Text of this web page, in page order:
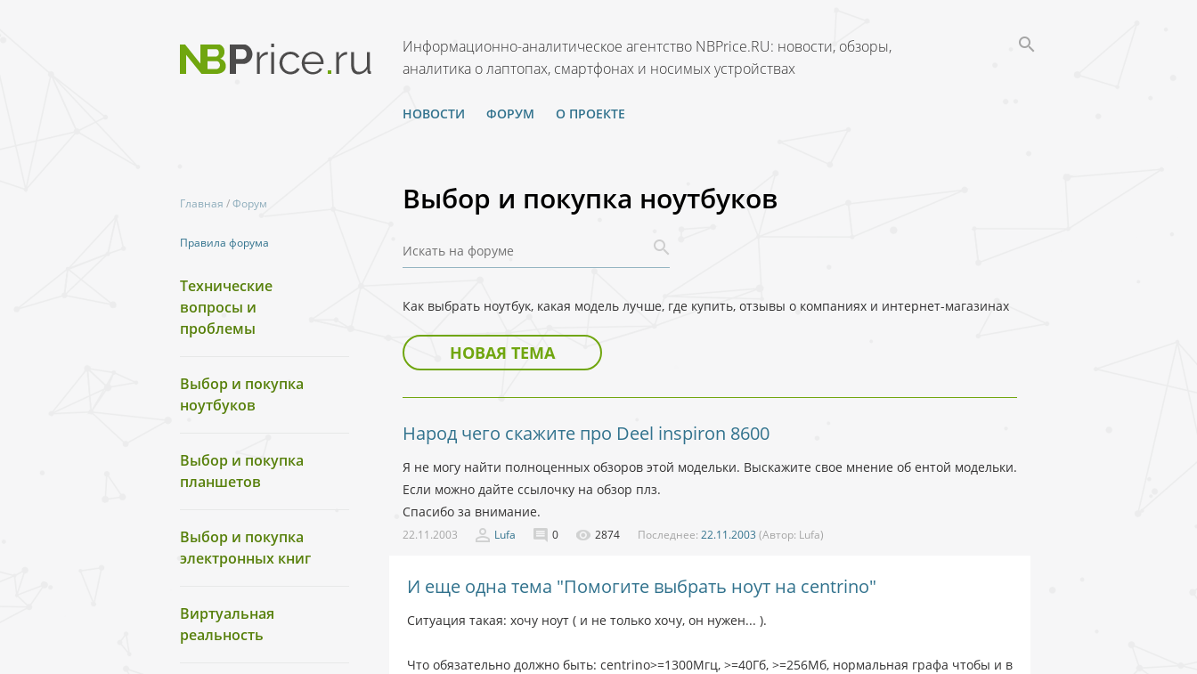
Информационно-аналитическое агентство NBPrice.RU: новости, обзоры,
аналитика о лаптопах, смартфонах и носимых устройствах
НОВОСТИ ФОРУМ О ПРОЕКТЕ
Главная /Форум
Правила форума
Технические
вопросы и
проблемы
Выбор и покупка
ноутбуков
Выбор и покупка
планшетов
Выбор и покупка
электронных книг
Виртуальная
реальность
Выбор и покупка ноутбуков
Как выбрать ноутбук, какая модель лучше, где купить, отзывы о компаниях и интернет-магазинах
НОВАЯ ТЕМА
Народ чего скажите про Deel inspiron 8600
Я не могу найти полноценных обзоров этой модельки. Выскажите свое мнение об ентой модельки.
Если можно дайте ссылочку на обзор плз.
Спасибо за внимание.
22.11.2003 Lufa 0 2874 Последнее: 22.11.2003 (Автор: Lufa)
И еще одна тема "Помогите выбрать ноут на centrino"
Ситуация такая: хочу ноут ( и не только хочу, он нужен... ).
Что обязательно должно быть: centrino>=1300Мгц, >=40Гб, >=256Мб, нормальная графа чтобы и в